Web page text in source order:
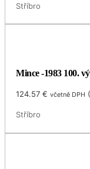
Stříbro
Mince -1983 100.
124.57€ včetně DPH (
Stříbro